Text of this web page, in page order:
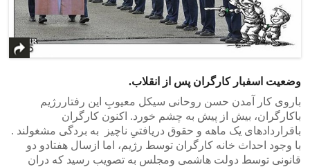
وضعیت اسفبار کارگران پس از انقلاب.
باروی کار آمدن حسن روحانی سیکل معیوبِ این رفتاررژیم
باکارگران، بیش از پیش به چشم خورد. اکنون کارگران
باقراردادهای یک ماهه و حقوق دریافتیِ ناچیز به بردگی مشغولند .
با وجود احداث خانه کارگران توسط رژیم، اما ازسال هفتادو دو
قانونی توسط دولت هاشمی ومجلس به تصویب رسید که دران